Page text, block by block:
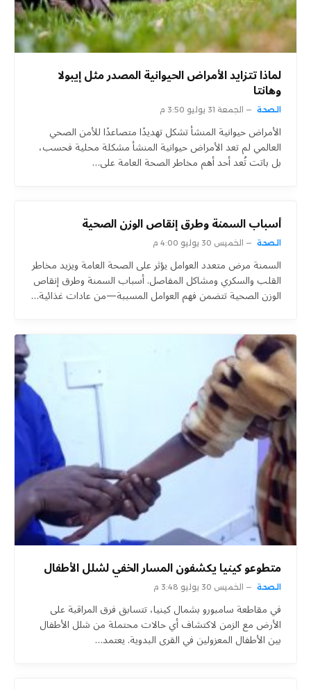
لماذا تتزايد الأمراض الحيوانية المصدر مثل إيبولا
وهانتا
الصحة الجمعة 31 يوليو 3:50 م
الأمراض حيوانية المنشأ تشكل تهديدًا متصاعدًا للأمن الصحي
العالمي لم تعد الأمراض حيوانية المنشأ مشكلة محلية فحسب،
بل باتت تُعد أحد أهم مخاطر الصحة العامة على…
أسباب السمنة وطرق إنقاص الوزن الصحية
الصحة الخميس 30 يوليو 4:00 م
السمنة مرض متعدد العوامل يؤثر على الصحة العامة ويزيد مخاطر
القلب والسكري ومشاكل المفاصل. أسباب السمنة وطرق إنقاص
الوزن الصحية تتضمن فهم العوامل المسببة—من عادات غذائية…
متطوعو كينيا يكشفون المسار الخفي لشلل الأطفال
الصحة الخميس 30 يوليو 3:48 م
في مقاطعة سامبورو بشمال كينيا، تتسابق فرق المراقبة على
الأرض مع الزمن لاكتشاف أي حالات محتملة من شلل الأطفال
بين الأطفال المعزولين في القرى البدوية. يعتمد…